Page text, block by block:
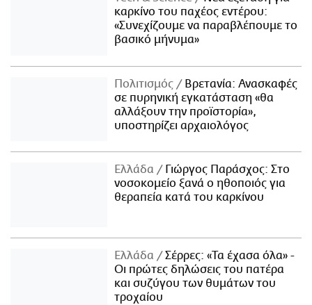
καρκίνο του παχέος εντέρου:
«Συνεχίζουμε να παραβλέπουμε το
βασικό μήνυμα»
Πολιτισμός
Βρετανία: Ανασκαφές
σε πυρηνική εγκατάσταση «θα
αλλάξουν την προϊστορία»,
υποστηρίζει αρχαιολόγος
Ελλάδα
Γιώργος Παράσχος: Στο
νοσοκομείο ξανά ο ηθοποιός για
θεραπεία κατά του καρκίνου
Ελλάδα
Σέρρες: «Τα έχασα όλα» -
Οι πρώτες δηλώσεις του πατέρα
και συζύγου των θυμάτων του
τροχαίου